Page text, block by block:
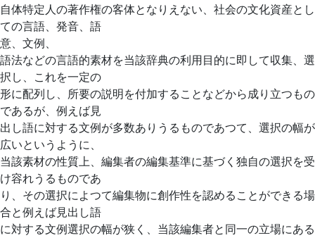
自体特定人の著作権の客体となりえない、社会の文化資産とし
ての言語、発音、語
意、文例、
語法などの言語的素材を当該辞典の利用目的に即して収集、選
択し、これを一定の
形に配列し、所要の説明を付加することなどから成り立つもの
であるが、例えば見
出し語に対する文例が多数ありうるものであつて、選択の幅が
広いというように、
当該素材の性質上、編集者の編集基準に基づく独自の選択を受
け容れうるものであ
り、その選択によつて編集物に創作性を認めることができる場
合と例えば見出し語
に対する文例選択の幅が狭く、当該編集者と同一の立場にある